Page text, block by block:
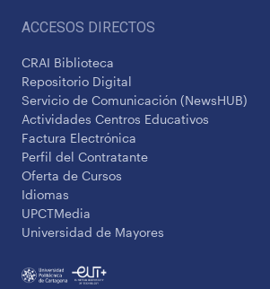
ACCESOS DIRECTOS
CRAI Biblioteca
Repositorio Digital
Servicio de Comunicación (NewsHUB)
Actividades Centros Educativos
Factura Electrónica
Perfil del Contratante
Oferta de Cursos
Idiomas
UPCTMedia
Universidad de Mayores